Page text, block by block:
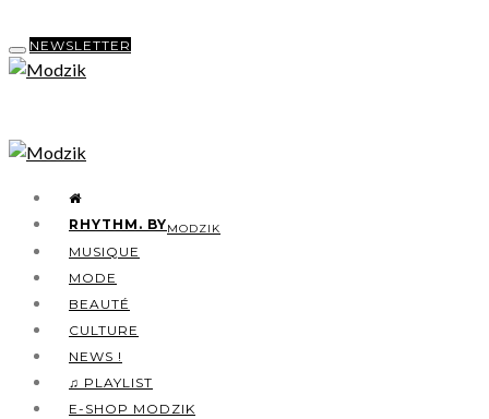
NEWSLETTER
RHYTHM. BYMODZIK
MUSIQUE
MODE
BEAUTÉ
CULTURE
NEWS !
♫ PLAYLIST
E-SHOP MODZIK